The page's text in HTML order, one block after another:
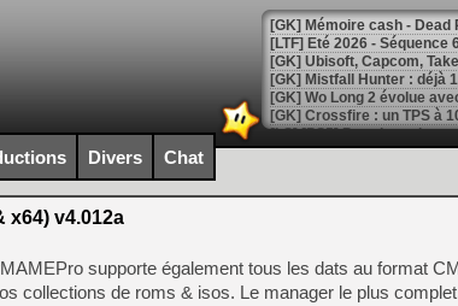
[LTF] Eté 2026 - Séquence
[GK] Mistfall Hunter : déjà
[GK] Wo Long 2 évolue
[GK] Crossfire : un TPS à
[LS] [PS5] Premiers
[Mo5] DOOM arrive en
[GK] Bethesda fête les 30
[GK] Roblox : l'action en
Divers Chat
x64) v4.012a
supporte également tous les dats au format
collections de roms & isos. Le manager le plus